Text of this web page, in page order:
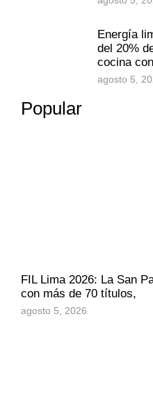
Energía
del 20%
cocina
agosto 5,
Popular
FIL Lima 2026: La San
con más de 70 títulos,
agosto 5, 2026